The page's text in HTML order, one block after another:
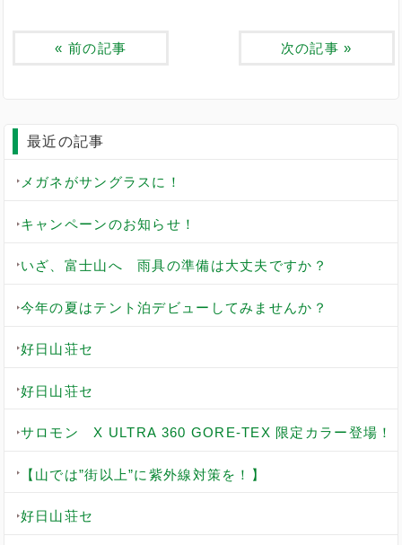
« 前の記事 次の記事 »
最近の記事
メガネがサングラスに！
キャンペーンのお知らせ！
いざ、富士山へ 雨具の準備は大丈夫ですか？
今年の夏はテント泊デビューしてみませんか？
好日山荘セ
好日山荘セ
サロモン X ULTRA 360 GORE-TEX 限定カラー登場！
【山では”街以上”に紫外線対策を！】
好日山荘セ